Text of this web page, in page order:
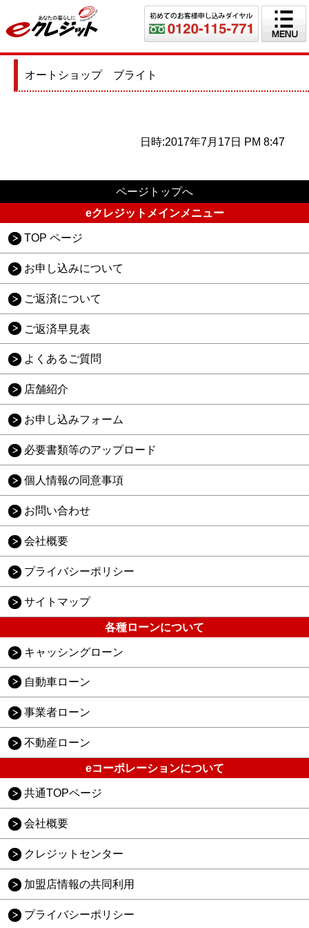
オートショップ ブライト
日時:2017年7月17日 PM 8:47
ページトップへ
eクレジットメインメニュー
TOP ページ
お申し込みについて
ご返済について
ご返済早見表
よくあるご質問
店舗紹介
お申し込みフォーム
必要書類等のアップロード
個人情報の同意事項
お問い合わせ
会社概要
プライバシーポリシー
サイトマップ
各種ローンについて
キャッシングローン
自動車ローン
事業者ローン
不動産ローン
eコーポレーションについて
共通TOPページ
会社概要
クレジットセンター
加盟店情報の共同利用
プライバシーポリシー